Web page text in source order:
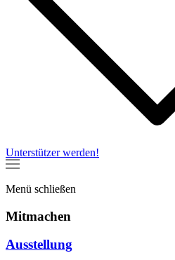
Unterstützer werden!
Menü schließen
Mitmachen
Ausstellung